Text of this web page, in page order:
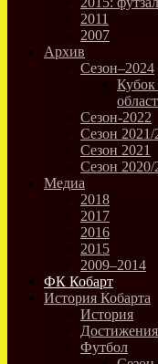
2011
2007
Архив
Сезон–2024
Кубок
Сезон-2022
Сезон 2021/
Сезон 2021
Сезон 2020/
Медиа
2018
2017
2016
2015
2009–2014
ФК Кобарт
История Кобарта
История
Достижения
Футбол